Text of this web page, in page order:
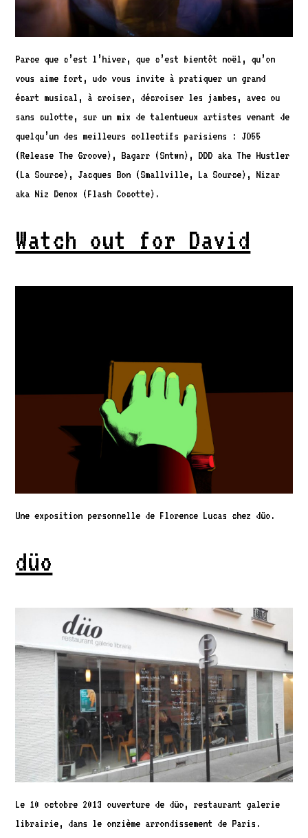
Parce que c’est l’hiver, que c’est bientôt noël, qu’on
vous aime fort, udo vous invite à pratiquer un grand
écart musical, à croiser, décroiser les jambes, avec ou
sans culotte, sur un mix de talentueux artistes venant de
quelqu’un des meilleurs collectifs parisiens : JO55
(Release The Groove), Bagarr (Sntwn), DDD aka The Hustler
(La Source), Jacques Bon (Smallville, La Source), Nizar
aka Niz Denox (Flash Cocotte).
Watch out for David
Une exposition personnelle de Florence Lucas chez düo.
düo
Le 10 octobre 2013 ouverture de düo, restaurant galerie
librairie, dans le onzième arrondissement de Paris.